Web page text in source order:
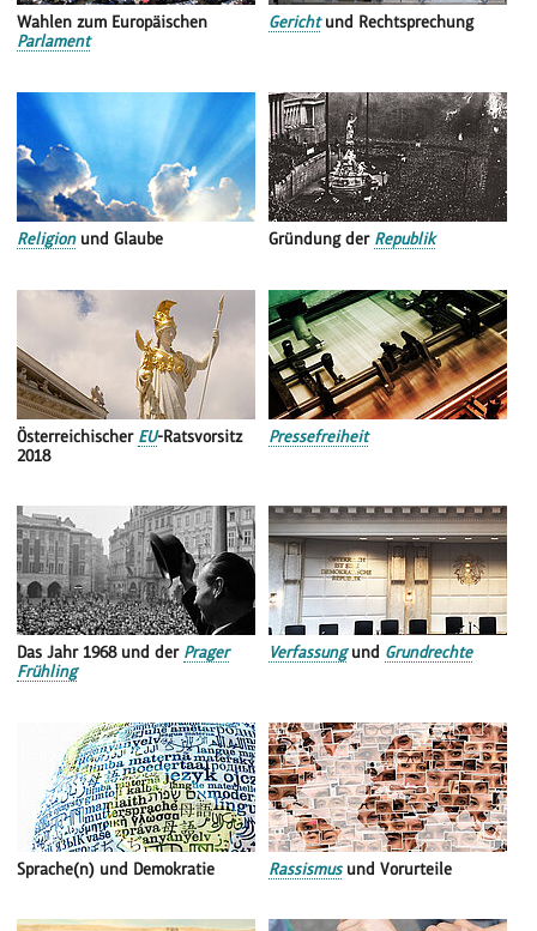
Wahlen zum Europäischen
Parlament
Gerichtund Rechtsprechung
Religionund Glaube Gründung der Republik
Österreichischer EU-Ratsvorsitz
2018
Pressefreiheit
Das Jahr 1968 und der Prager
Frühling
Verfassungund Grundrechte
Sprache(n) und Demokratie Rassismusund Vorurteile